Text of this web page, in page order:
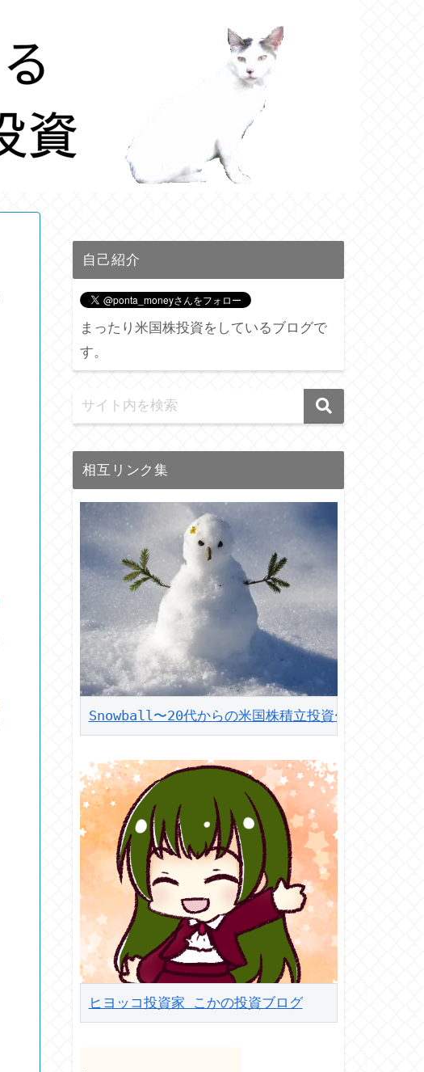
自己紹介
まったり米国株投資をしているブログで
す。
相互リンク集
Snowball〜20代からの米国株積立投資〜
ヒヨッコ投資家 こかの投資ブログ